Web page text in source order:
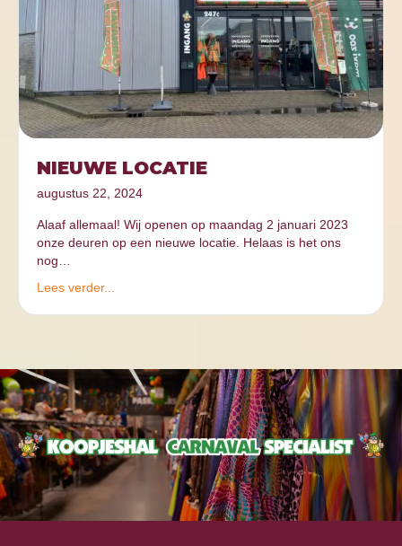
NIEUWE LOCATIE
augustus 22, 2024
Alaaf allemaal! Wij openen op maandag 2 januari 2023
onze deuren op een nieuwe locatie. Helaas is het ons
nog…
Lees verder...